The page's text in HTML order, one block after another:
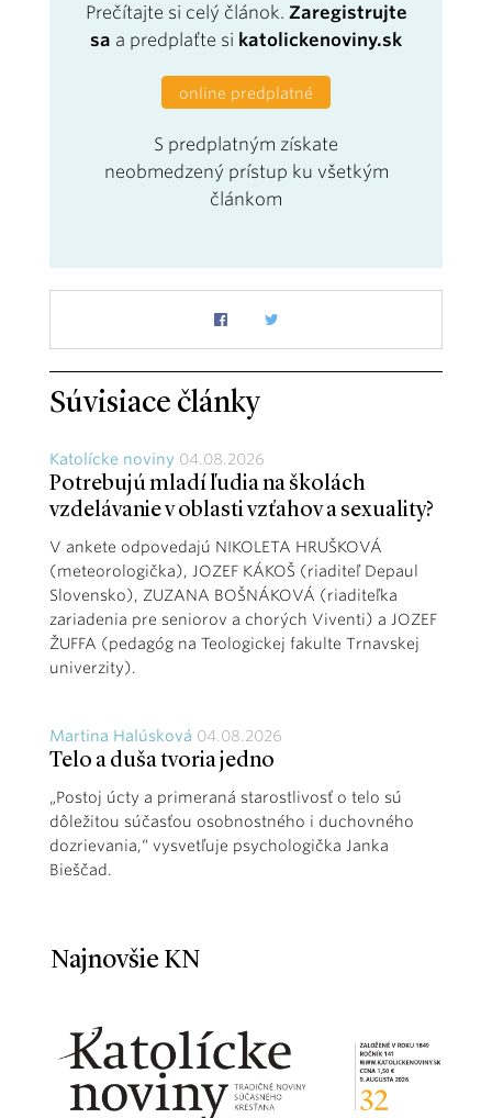
Prečítajte si celý článok. Zaregistrujte
sa a predplaťte si katolickenoviny.sk
online predplatné
S predplatným získate
neobmedzený prístup ku všetkým
článkom
Súvisiace články
Katolícke noviny 04.08.2026
Potrebujú mladí ľudia na školách
vzdelávanie v oblasti vzťahov a sexuality?
V ankete odpovedajú NIKOLETA HRUŠKOVÁ
(meteorologička), JOZEF KÁKOŠ (riaditeľ Depaul
Slovensko), ZUZANA BOŠNÁKOVÁ (riaditeľka
zariadenia pre seniorov a chorých Viventi) a JOZEF
ŽUFFA (pedagóg na Teologickej fakulte Trnavskej
univerzity).
Martina Halúsková 04.08.2026
Telo a duša tvoria jedno
„Postoj úcty a primeraná starostlivosť o telo sú
dôležitou súčasťou osobnostného i duchovného
dozrievania,“ vysvetľuje psychologička Janka
Bieščad.
Najnovšie KN